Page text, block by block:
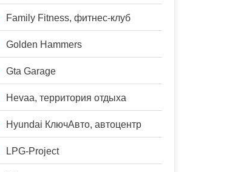
Family Fitness, фитнес-клуб
Golden Hammers
Gta Garage
Hevaa, территория отдыха
Hyundai КлючАвто, автоцентр
LPG-Project